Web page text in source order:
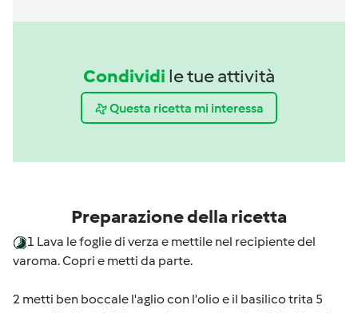
Condividi le tue attività
Questa ricetta mi interessa
Preparazione della ricetta
1 Lava le foglie di verza e mettile nel recipiente del
varoma. Copri e metti da parte.
2 metti ben boccale l'aglio con l'olio e il basilico trita 5